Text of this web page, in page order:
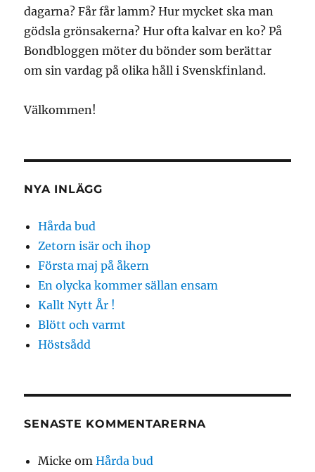
dagarna? Får får lamm? Hur mycket ska man
gödsla grönsakerna? Hur ofta kalvar en ko? På
Bondbloggen möter du bönder som berättar
om sin vardag på olika håll i Svenskfinland.
Välkommen!
NYA INLÄGG
Hårda bud
Zetorn isär och ihop
Första maj på åkern
En olycka kommer sällan ensam
Kallt Nytt År !
Blött och varmt
Höstsådd
SENASTE KOMMENTARERNA
Micke omHårda bud